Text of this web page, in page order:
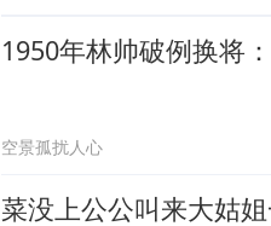
1950年林帅破例换将
空景孤扰人心
菜没上公公叫来大姑